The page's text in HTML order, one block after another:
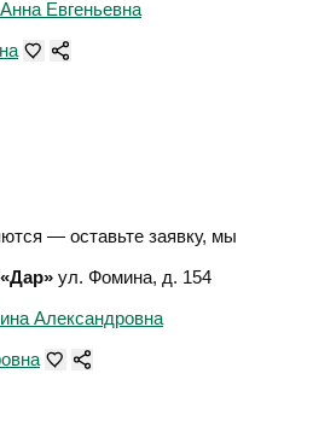
— оставьте заявку, мы
ул. Фомина, д. 154